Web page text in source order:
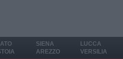
SIENA
AREZZO
LUCCA
VERSILIA